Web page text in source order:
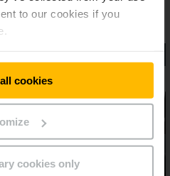
to our cookies if you
cookies
cookies only